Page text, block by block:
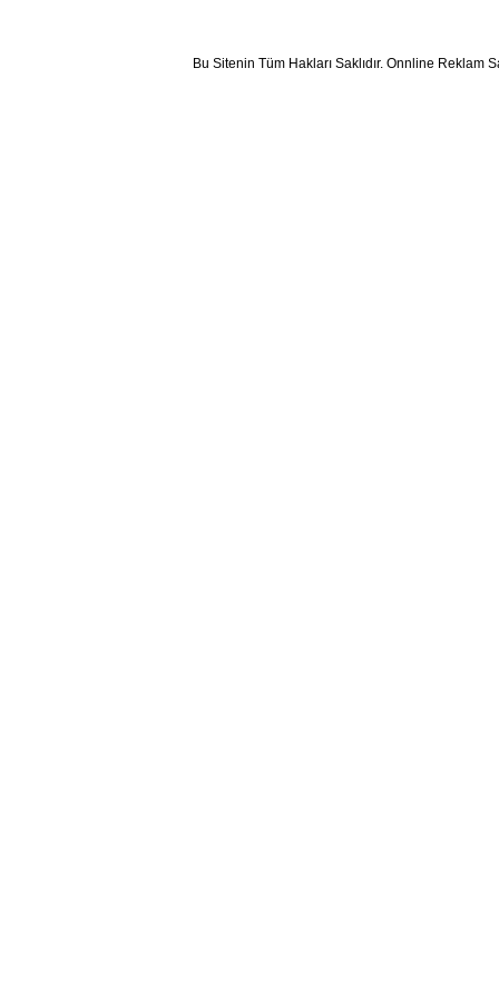
Bu Sitenin Tüm Hakları Saklıdır. Onnline